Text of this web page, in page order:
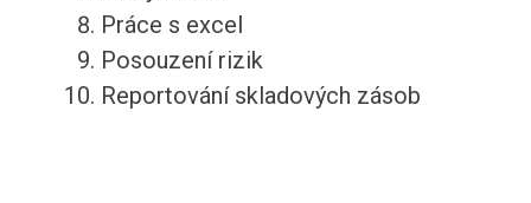
Práce s excel
Posouzení rizik
Reportování skladových zásob